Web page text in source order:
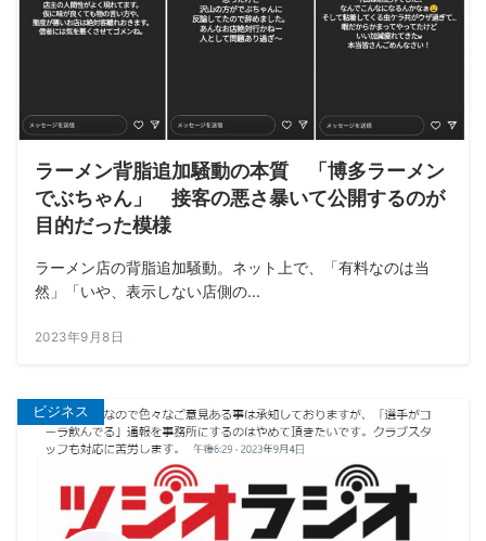
ラーメン背脂追加騒動の本質 「博多ラーメン
でぶちゃん」 接客の悪さ暴いて公開するのが
目的だった模様
ラーメン店の背脂追加騒動。ネット上で、「有料なのは当
然」「いや、表示しない店側の...
2023年9月8日
ビジネス